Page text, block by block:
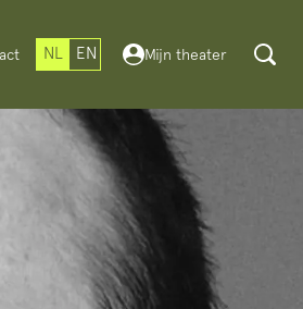
NL EN Mijn theater